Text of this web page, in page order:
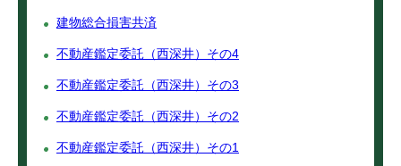
建物総合損害共済
不動産鑑定委託（西深井）その4
不動産鑑定委託（西深井）その3
不動産鑑定委託（西深井）その2
不動産鑑定委託（西深井）その1